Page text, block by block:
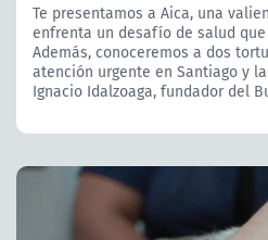
Te presentamos a Aica, una
enfrenta un desafío de salud
Además, conoceremos a dos
atención urgente en Santiago y
Ignacio Idalzoaga, fundador del